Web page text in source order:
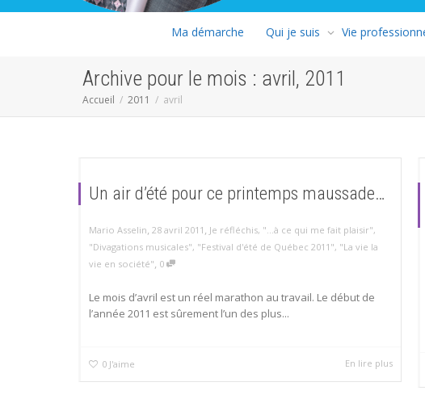
Ma démarche Qui je suis Vie
Archive pour le mois : avril, 2011
Accueil 2011 avril
Un air d’été pour ce printemps maussade…
Mario Asselin, 28 avril 2011 , Je réfléchis, "...à ce qui me fait plaisir",
"Divagations musicales", "Festival d'été de Québec 2011", "La vie la
vie en société", 0
Le mois d’avril est un réel marathon au travail. Le début de
l’année 2011 est sûrement l’un des plus...
0 J'aime En lire plus